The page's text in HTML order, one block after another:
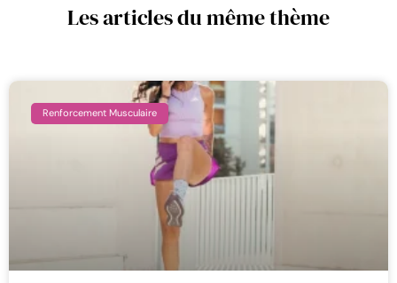
Les articles du même thème
Renforcement Musculaire